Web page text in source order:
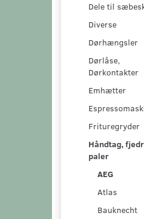
Dele til
Diverse
Dørhængsler
Dørlåse,
Dørkontakter
Emhætter
Frituregryder
Håndtag,
paler
AEG
Atlas
Bauknecht